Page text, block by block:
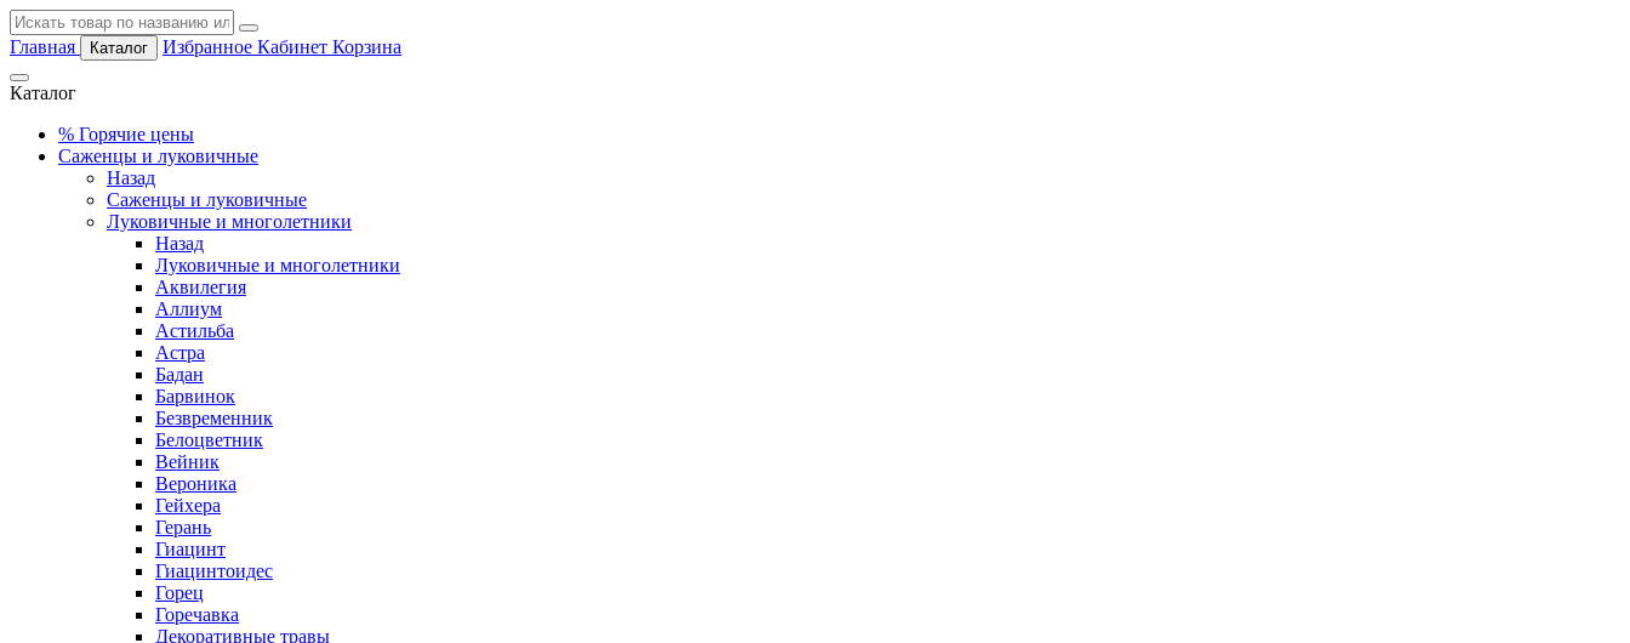
Главная Каталог Избранное Кабинет Корзина
Каталог
% Горячие цены
Саженцы и луковичные
Назад
Саженцы и луковичные
Луковичные и многолетники
Назад
Луковичные и многолетники
Аквилегия
Аллиум
Астильба
Астра
Бадан
Барвинок
Безвременник
Белоцветник
Вейник
Вероника
Гейхера
Герань
Гиацинт
Гиацинтоидес
Горец
Горечавка
Декоративные травы